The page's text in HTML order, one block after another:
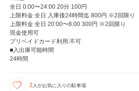
全日 0:00〜24:00 20分 100円
上限料金 全日 入庫後24時間迄 800円 ※2回限り
上限料金 全日 20:00〜8:00 300円 ※2回限り
現金使用可
プリペイドカード利用:不可
■入出庫可能時間
24時間
2 人がお気に入りの駐車場